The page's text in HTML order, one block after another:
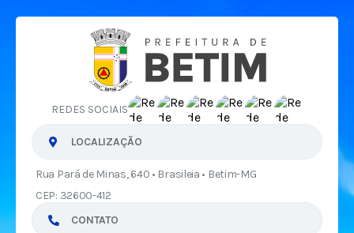
REDES SOCIAIS
LOCALIZAÇÃO
Rua Pará de Minas, 640 • Brasileia • Betim-MG
CEP: 32600-412
CONTATO